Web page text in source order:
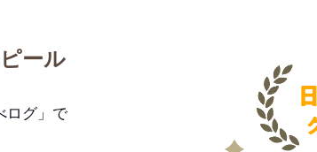
ール
ログ」で